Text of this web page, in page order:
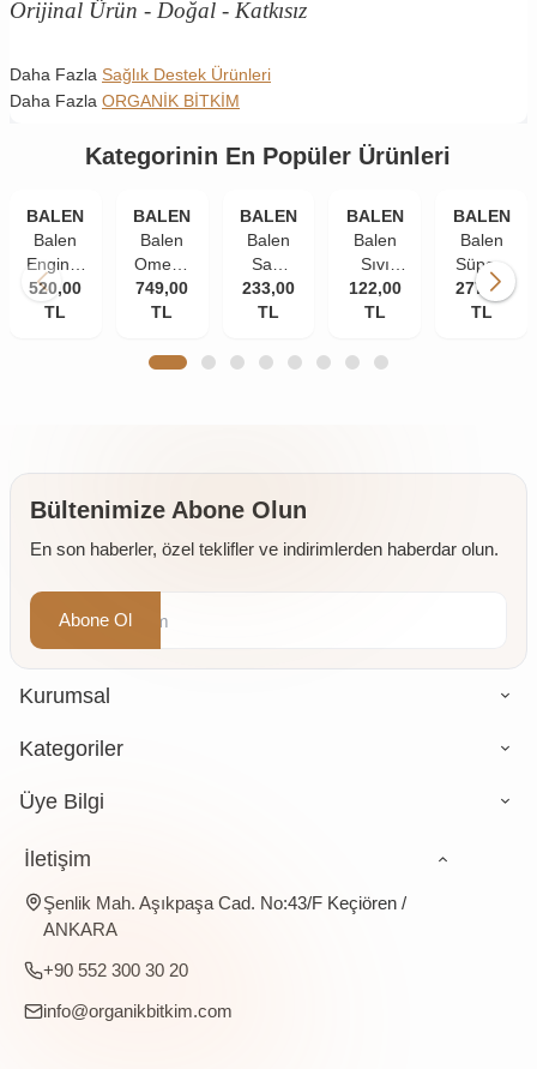
Orijinal Ürün - Doğal - Katkısız
Daha Fazla Sağlık Destek Ürünleri
Daha Fazla ORGANİK BİTKİM
Kategorinin En Popüler Ürünleri
BALEN
Balen
Enginar
Plus
Kapsül
520,00
TL
BALEN
Balen
Omega
3
Norveç
Yağı
749,00
TL
BALEN
Balen
Saw
Palmetto
Isırgan
Çinko
233,00
TL
BALEN
Balen
Sıvı
Propolis
Ekstraktı
122,00
TL
BALEN
Balen
Süper-
W
277,00
TL
Bültenimize Abone Olun
En son haberler, özel teklifler ve indirimlerden haberdar olun.
Abone Ol
Kurumsal
Kategoriler
Üye Bilgi
İletişim
Şenlik Mah. Aşıkpaşa Cad. No:43/F Keçiören /
ANKARA
+90 552 300 30 20
info@organikbitkim.com